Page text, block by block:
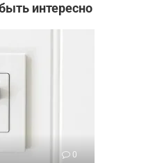
интересно
0